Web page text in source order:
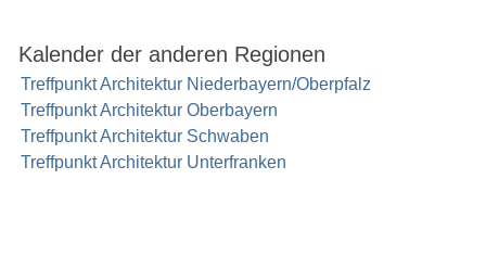
Kalender der anderen Regionen
Treffpunkt Architektur Niederbayern/Oberpfalz
Treffpunkt Architektur Oberbayern
Treffpunkt Architektur Schwaben
Treffpunkt Architektur Unterfranken